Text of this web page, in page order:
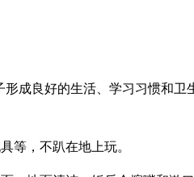
成良好的生活、学习习惯和卫
等，不趴在地上玩。